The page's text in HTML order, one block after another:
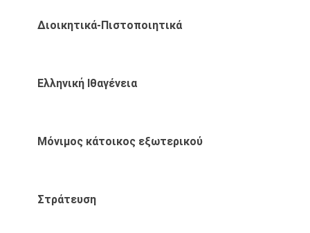
Διοικητικά-Πιστοποιητικά
Ελληνική Ιθαγένεια
Μόνιμος κάτοικος εξωτερικού
Στράτευση